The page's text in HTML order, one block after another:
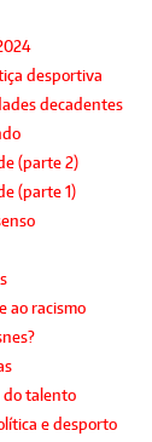
desportiva
decadentes
(parte 2)
(parte 1)
ao racismo
do talento
e desporto